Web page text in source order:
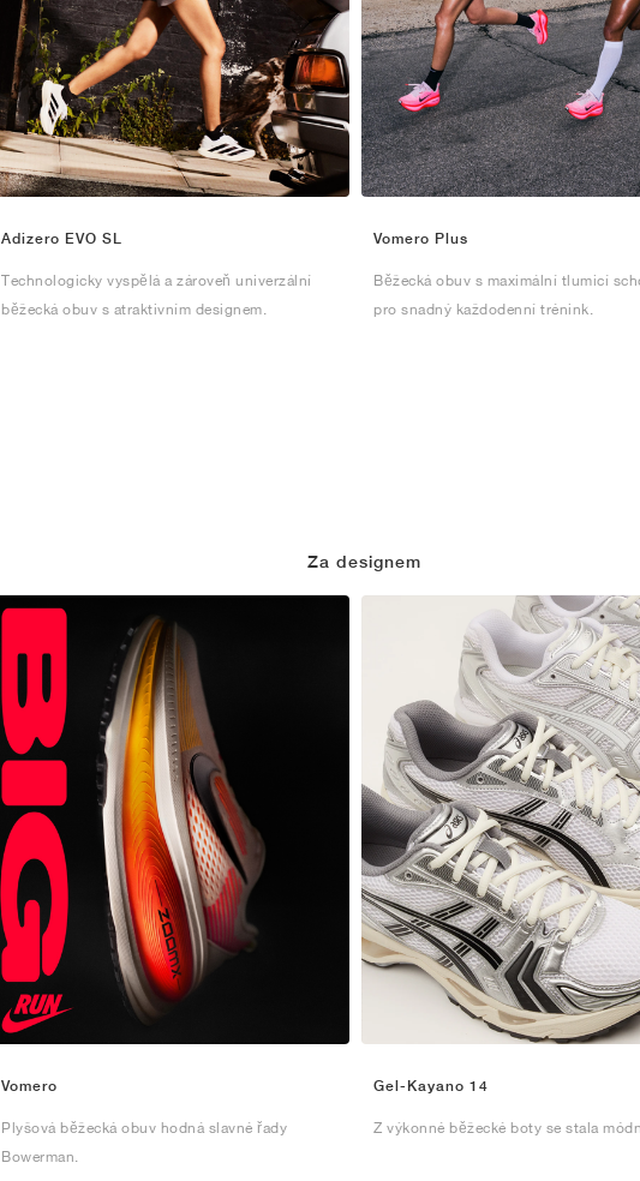
Adizero EVO SL
Technologicky vyspělá a zároveň univerzální
běžecká obuv s atraktivním designem.
Vomero Plus
Běžecká obuv s maximální tlumicí
pro snadný každodenní trénink.
Za designem
Vomero
Plyšová běžecká obuv hodná slavné řady
Bowerman.
Gel-Kayano 14
Z výkonné běžecké boty se stala